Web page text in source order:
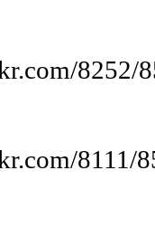
8252/
8111/